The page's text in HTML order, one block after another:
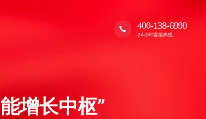
400-138-6990
24小时客服热线
增长中枢”